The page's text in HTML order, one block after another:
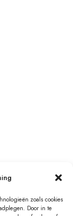
zoals cookies
Door in te